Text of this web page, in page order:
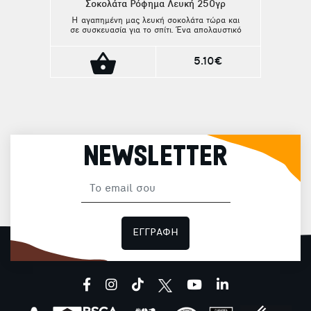
Σοκολάτα Ρόφημα Λευκή 250γρ
Η αγαπημένη μας λευκή σοκολάτα τώρα και
σε συσκευασία για το σπίτι. Ένα απολαυστικό
5.10€
NEWSLETTER
ΕΓΓΡΑΦΗ
facebook
instagram
tiktok youtubelinkedin